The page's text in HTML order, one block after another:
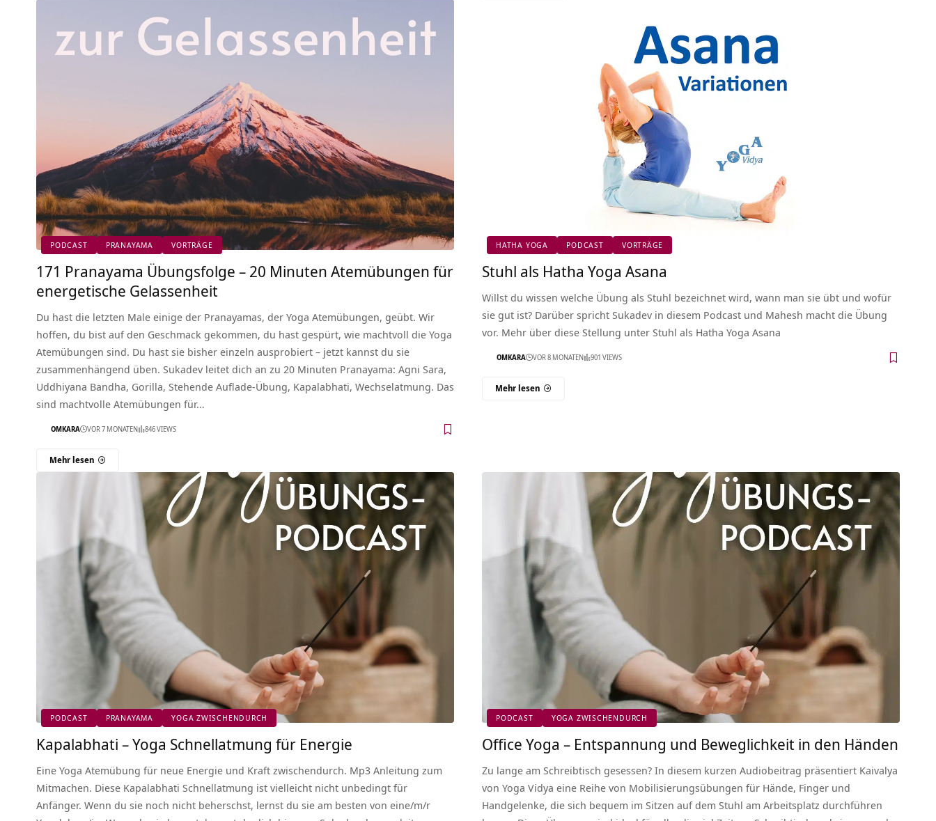
PODCAST PRANAYAMA VORTRÄGE
171 Pranayama Übungsfolge – 20 Minuten Atemübungen für
energetische Gelassenheit
Du hast die letzten Male einige der Pranayamas, der Yoga Atemübungen, geübt. Wir
hoffen, du bist auf den Geschmack gekommen, du hast gespürt, wie machtvoll die Yoga
Atemübungen sind. Du hast sie bisher einzeln ausprobiert – jetzt kannst du sie
zusammenhängend üben. Sukadev leitet dich an zu 20 Minuten Pranayama: Agni Sara,
Uddhiyana Bandha, Gorilla, Stehende Auflade-Übung, Kapalabhati, Wechselatmung. Das
sind machtvolle Atemübungen für…
OMKARA VOR 7 MONATEN 846 VIEWS
Mehr lesen
HATHA YOGA PODCAST VORTRÄGE
Stuhl als Hatha Yoga Asana
Willst du wissen welche Übung als Stuhl bezeichnet wird, wann man sie übt und wofür
sie gut ist? Darüber spricht Sukadev in diesem Podcast und Mahesh macht die Übung
vor. Mehr über diese Stellung unter Stuhl als Hatha Yoga Asana
OMKARA VOR 8 MONATEN 901 VIEWS
Mehr lesen
PODCAST PRANAYAMA YOGA ZWISCHENDURCH
Kapalabhati – Yoga Schnellatmung für Energie
Eine Yoga Atemübung für neue Energie und Kraft zwischendurch. Mp3 Anleitung zum
Mitmachen. Diese Kapalabhati Schnellatmung ist vielleicht nicht unbedingt für
Anfänger. Wenn du sie noch nicht beherschst, lernst du sie am besten von eine/m/r
PODCAST YOGA ZWISCHENDURCH
Office Yoga – Entspannung und Beweglichkeit in den Händen
Zu lange am Schreibtisch gesessen? In diesem kurzen Audiobeitrag präsentiert Kaivalya
von Yoga Vidya eine Reihe von Mobilisierungsübungen für Hände, Finger und
Handgelenke, die sich bequem im Sitzen auf dem Stuhl am Arbeitsplatz durchführen